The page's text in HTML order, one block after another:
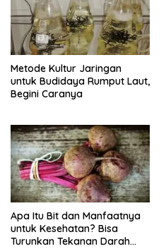
Metode Kultur Jaringan
untuk Budidaya Rumput Laut,
Begini Caranya
Apa Itu Bit dan Manfaatnya
untuk Kesehatan? Bisa
Turunkan Tekanan Darah